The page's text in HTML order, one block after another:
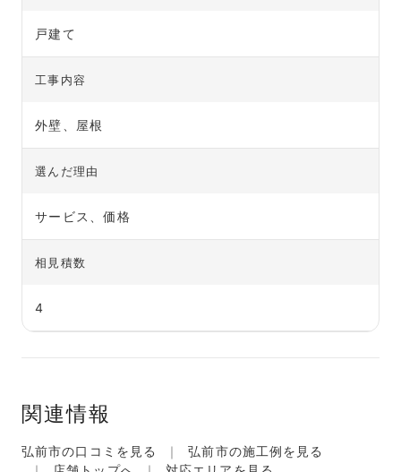
戸建て
工事内容
外壁、屋根
選んだ理由
サービス、価格
相見積数
4
関連情報
弘前市の口コミを見る
弘前市の施工例を見る